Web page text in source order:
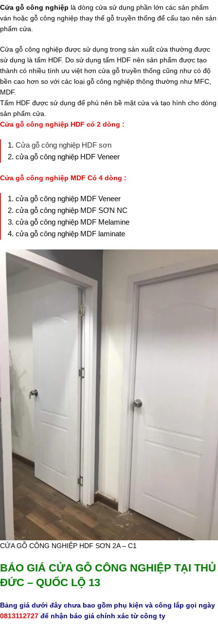
Cửa gỗ công nghiệp là dòng cửa sử dụng phần lớn các sản phẩm
ván hoặc gỗ công nghiệp thay thế gỗ truyền thống để cấu tạo nên sản
phẩm cửa.
Cửa gỗ công nghiệp được sử dụng trong sản xuất cửa thường được
sử dụng là tấm HDF. Do sử dụng tấm HDF nên sản phẩm được tạo
thành có nhiều tính ưu việt hơn cửa gỗ truyền thống cũng như có độ
bền cao hơn so với các loại gỗ công nghiệp thông thường như MFC,
MDF.
Tấm HDF được sử dụng để phủ nên bề mặt cửa và tạo hình cho dòng
sản phẩm cửa.
Cửa gỗ công nghiệp HDF có 2 dòng :
Cửa gỗ công nghiệp HDF sơn
cửa gỗ công nghiệp HDF Veneer
Cửa gỗ công nghiệp MDF Có 4 dòng :
cửa gỗ công nghiệp MDF Veneer
cửa gỗ công nghiệp MDF SƠN NC
cửa gỗ công nghiệp MDF Melamine
cửa gỗ công nghiệp MDF laminate
CỬA GỖ CÔNG NGHIỆP HDF SƠN 2A – C1
BÁO GIÁ CỬA GỖ CÔNG NGHIỆP TẠI THỦ
ĐỨC – QUỐC LỘ 13
Bảng giá dưới đây chưa bao gồm phụ kiện và công lắp gọi ngày
0813112727 để nhận báo giá chính xác từ công ty